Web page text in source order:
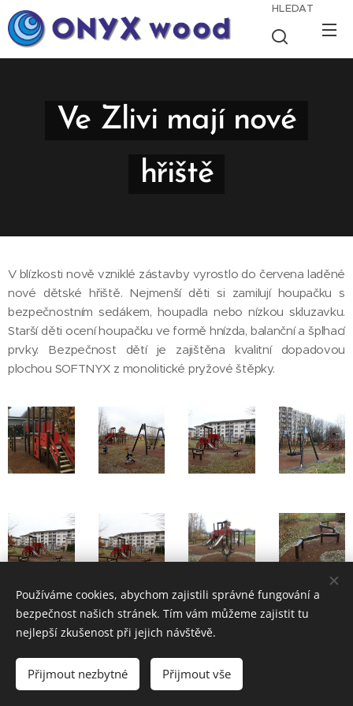
HLEDAT
Ve Zlivi mají nové
hřiště
V blízkosti nově vzniklé zástavby vyrostlo do červena laděné
nové dětské hřiště. Nejmenší děti si zamilují houpačku s
bezpečnostním sedákem, houpadla nebo nízkou skluzavku.
Starší děti ocení houpačku ve formě hnízda, balanční a šplhací
prvky. Bezpečnost dětí je zajištěna kvalitní dopadovou
plochou SOFTNYX z monolitické pryžové štěpky.
© 2025 ONYX wood, U Stadionu 270, 383 01 Prachatice
info@onyx-wood.cz
Cookies
Používáme cookies, abychom zajistili správné fungování a
bezpečnost našich stránek. Tím vám můžeme zajistit tu
nejlepší zkušenost při jejich návštěvě.
Přijmout nezbytné Přijmout vše